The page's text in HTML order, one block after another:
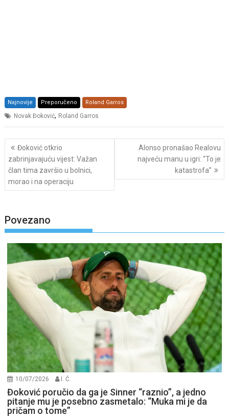
Najnovije Preporučeno Roland Garros
Novak Đoković, Roland Garros
Post
navigation
Đoković otkrio
zabrinjavajuću vijest: Važan
član tima završio u bolnici,
morao i na operaciju
Alonso pronašao Realovu
najveću manu u igri: “To je
katastrofa”
Povezano
10/07/2026 I. Ć.
Đoković poručio da ga je Sinner “raznio”, a jedno
pitanje mu je posebno zasmetalo: “Muka mi je da
pričam o tome”